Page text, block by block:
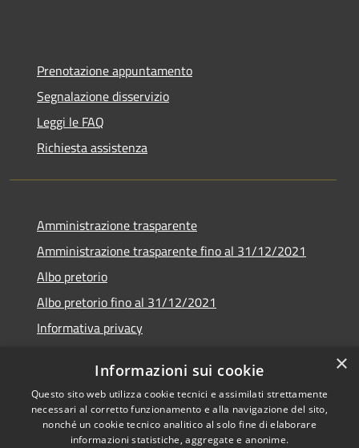
Prenotazione appuntamento
Segnalazione disservizio
Leggi le FAQ
Richiesta assistenza
Amministrazione trasparente
Amministrazione trasparente fino al 31/12/2021
Albo pretorio
Albo pretorio fino al 31/12/2021
Informativa privacy
Dichiarazione di accessibilità
×
Informazioni sui cookie
Questo sito web utilizza cookie tecnici e assimilati strettamente
necessari al corretto funzionamento e alla navigazione del sito,
nonché un cookie tecnico analitico al solo fine di elaborare
informazioni statistiche, aggregate e anonime.